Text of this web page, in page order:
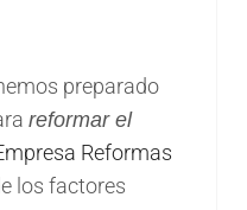
preparado
reformar el
Reformas
los factores